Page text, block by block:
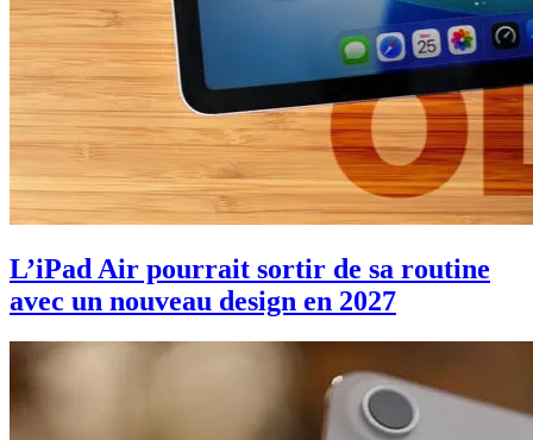
L’iPad Air pourrait sortir de sa routine
avec un nouveau design en 2027